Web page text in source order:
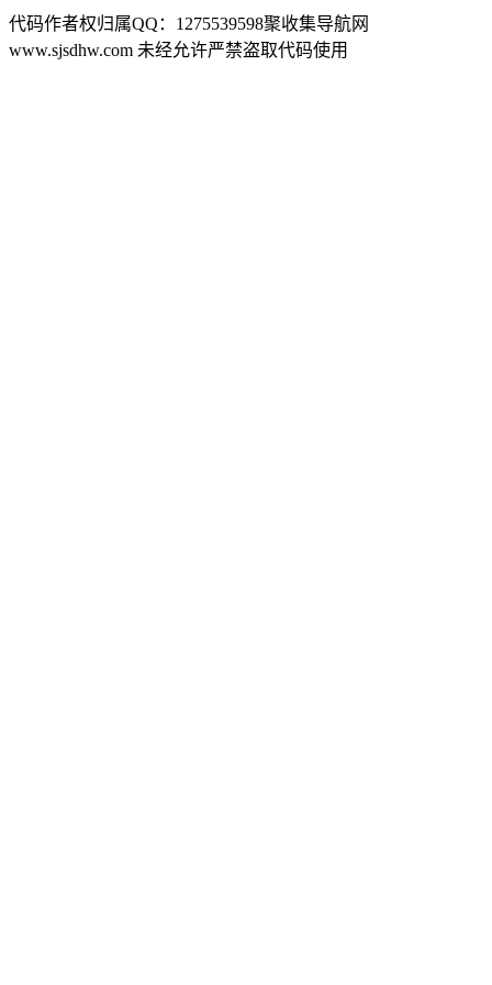
代码作者权归属QQ：1275539598聚收集导航网
www.sjsdhw.com 未经允许严禁盗取代码使用